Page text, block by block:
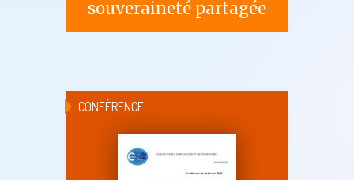
souveraineté partagée
CONFÉRENCE